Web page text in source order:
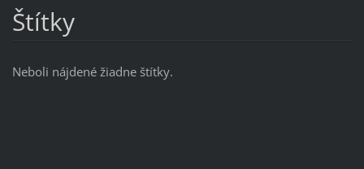
Štítky
Neboli nájdené žiadne štítky.